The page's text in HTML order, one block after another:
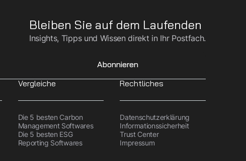
Bleiben Sie auf dem Laufenden
Insights, Tipps und Wissen direkt in Ihr Postfach.
Abonnieren
Vergleiche
Die 5 besten Carbon
Management Softwares
Die 5 besten ESG
Reporting Softwares
Rechtliches
Datenschutzerklärung
Informationssicherheit
Trust Center
Impressum